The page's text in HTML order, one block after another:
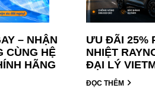
– NHẬN
CÙNG HỆ
HÃNG
ƯU ĐÃI 25%
NHIỆT
ĐẠI LÝ
ĐỌC THÊM